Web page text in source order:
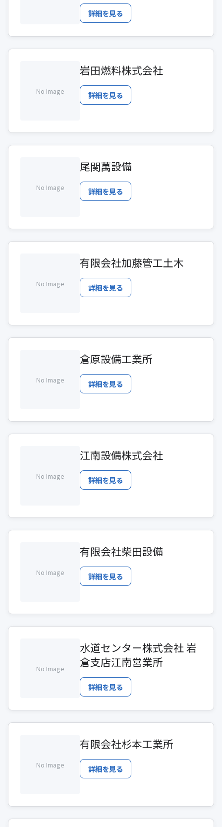
詳細を見る
No Image
岩田燃料株式会社
詳細を見る
No Image
尾関萬設備
詳細を見る
No Image
有限会社加藤管工土木
詳細を見る
No Image
倉原設備工業所
詳細を見る
No Image
江南設備株式会社
詳細を見る
No Image
有限会社柴田設備
詳細を見る
No Image
水道センター株式会社 岩
倉支店江南営業所
詳細を見る
No Image
有限会社杉本工業所
詳細を見る